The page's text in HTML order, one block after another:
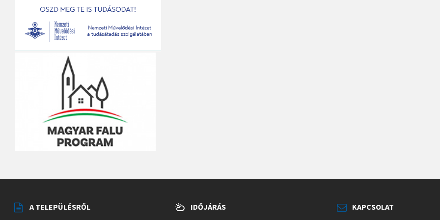
A TELEPÜLÉSRŐL IDŐJÁRÁS KAPCSOLAT